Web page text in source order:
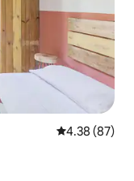
5 पैकी 4.38
4.38 (87)